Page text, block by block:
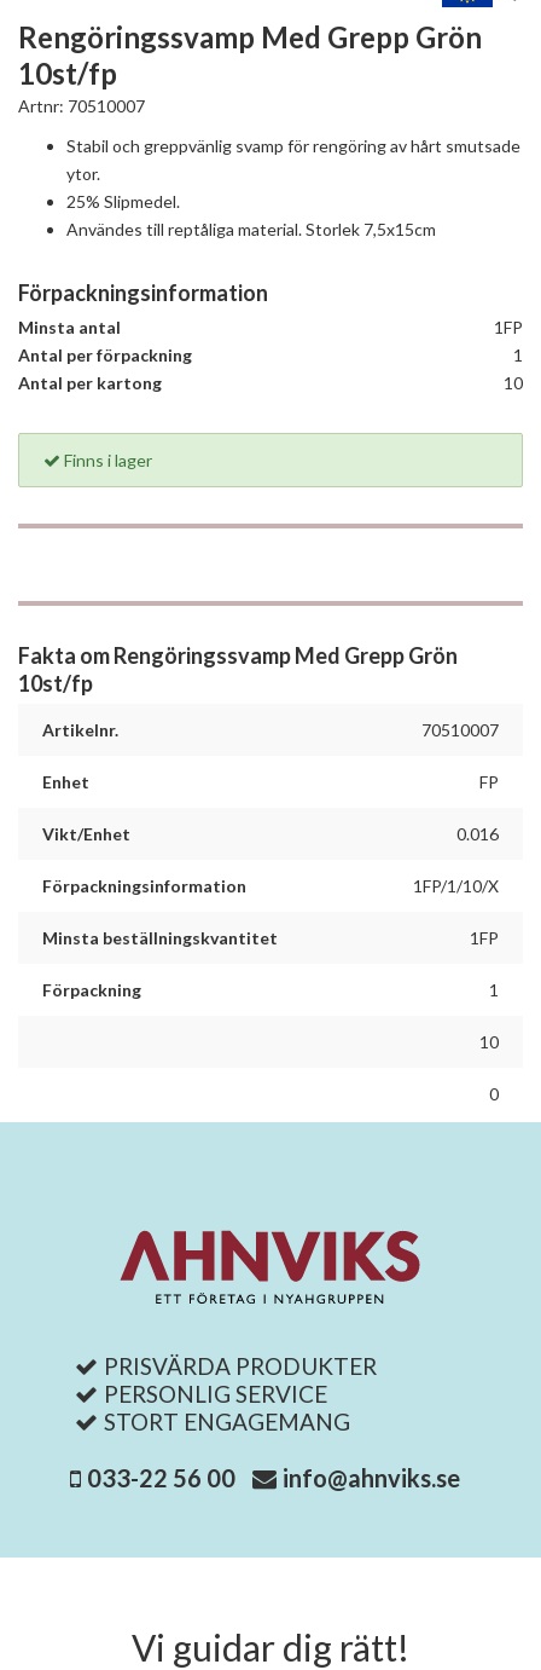
Rengöringssvamp Med Grepp Grön
10st/fp
Artnr: 70510007
Stabil och greppvänlig svamp för rengöring av hårt smutsade
ytor.
25% Slipmedel.
Användes till reptåliga material. Storlek 7,5x15cm
Förpackningsinformation
Minsta antal
1FP
Antal per förpackning
1
Antal per kartong
10
Finns i lager
Fakta om Rengöringssvamp Med Grepp Grön
10st/fp
Artikelnr. 70510007
Enhet FP
Vikt/Enhet 0.016
Förpackningsinformation 1FP/1/10/X
Minsta beställningskvantitet 1FP
Förpackning 1
10
0
PRISVÄRDA PRODUKTER
PERSONLIG SERVICE
STORT ENGAGEMANG
033-22 56 00 info@ahnviks.se
Vi guidar dig rätt!